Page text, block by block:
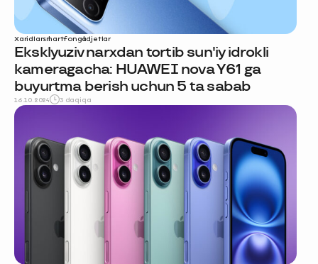
Xaridlarsmartfongadjetlar
Eksklyuziv narxdan tortib sun'iy idrokli
kameragacha: HUAWEI nova Y61 ga
buyurtma berish uchun 5 ta sabab
16.10.2024 3 daqiqa